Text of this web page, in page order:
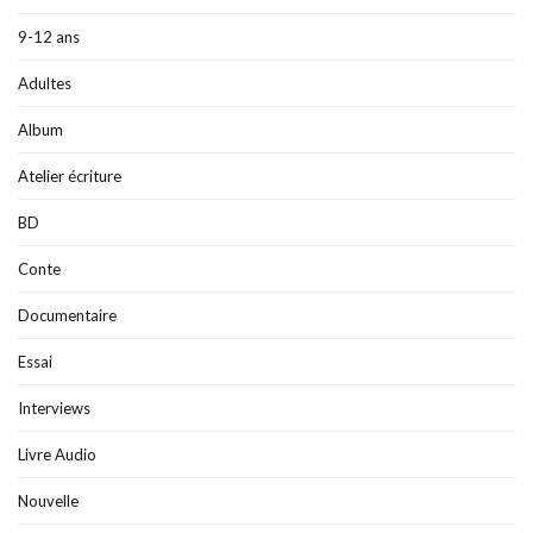
9-12 ans
Adultes
Album
Atelier écriture
BD
Conte
Documentaire
Essai
Interviews
Livre Audio
Nouvelle